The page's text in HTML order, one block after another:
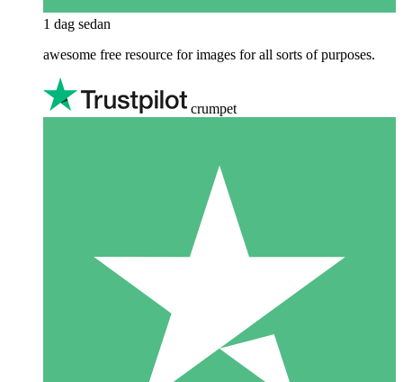
1 dag sedan
awesome free resource for images for all sorts of purposes.
crumpet